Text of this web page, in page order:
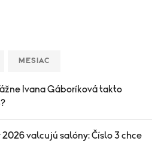
MESIAC
Ivana Gáboríková takto
valcujú salóny: Číslo 3 chce